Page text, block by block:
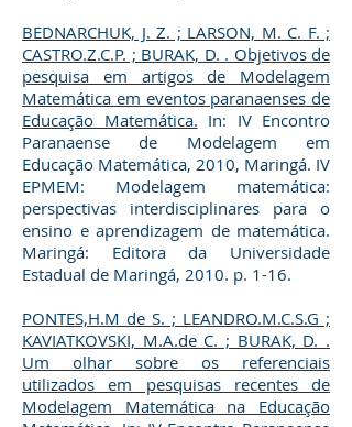
BEDNARCHUK, J. Z. ; LARSON, M. C. F. ;
CASTRO.Z.C.P. ; BURAK, D. . Objetivos de
pesquisa em artigos de Modelagem
Matemática em eventos paranaenses de
Educação Matemática. In: IV Encontro
Paranaense de Modelagem em
Educação Matemática, 2010, Maringá. IV
EPMEM: Modelagem matemática:
perspectivas interdisciplinares para o
ensino e aprendizagem de matemática.
Maringá: Editora da Universidade
Estadual de Maringá, 2010. p. 1-16.
PONTES,H.M de S. ; LEANDRO.M.C.S.G ;
KAVIATKOVSKI, M.A.de C. ; BURAK, D. .
Um olhar sobre os referenciais
utilizados em pesquisas recentes de
Modelagem Matemática na Educação